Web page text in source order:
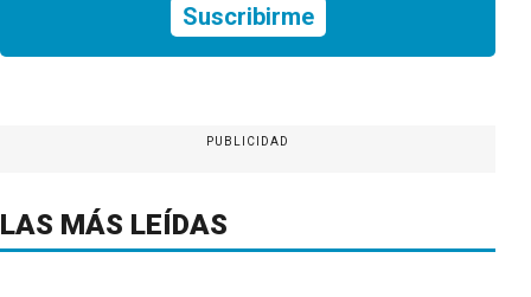
Suscribirme
PUBLICIDAD
LAS MÁS LEÍDAS